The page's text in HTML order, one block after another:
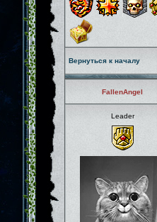
Вернуться к началу
FallenAngel
Leader